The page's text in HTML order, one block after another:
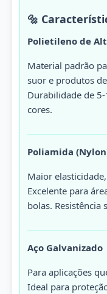
🔩
Polietileno de
Material padrão
suor e produtos
Durabilidade de
cores.
Poliamida
Maior
Excelente para
bolas. Resistência
Aço Galvanizado
Para aplicações
Ideal para